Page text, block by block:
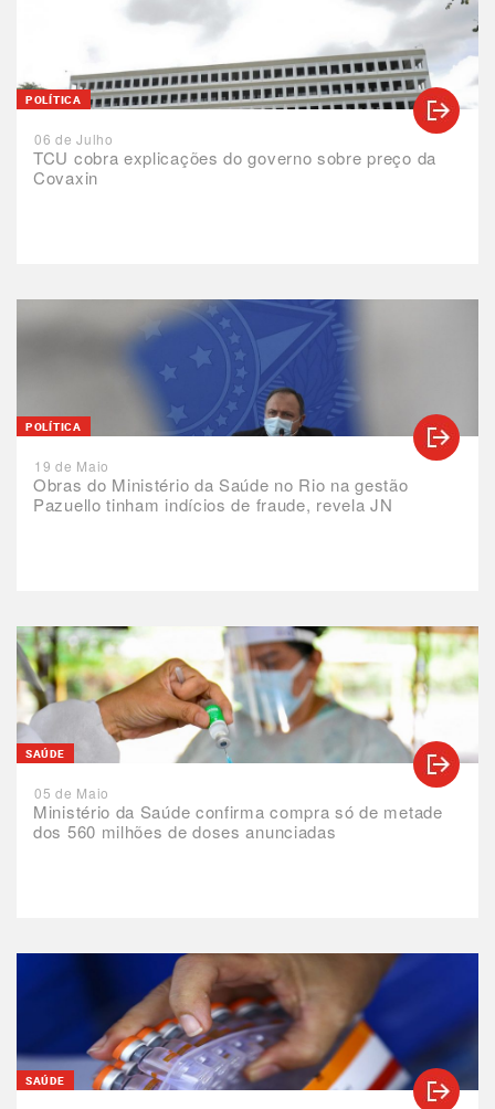
TCU cobra explicações do governo sobre preço da
Covaxin
POLÍTICA
06 de Julho
Obras do Ministério da Saúde no Rio na gestão
Pazuello tinham indícios de fraude, revela JN
POLÍTICA
19 de Maio
Ministério da Saúde confirma compra só de metade
dos 560 milhões de doses anunciadas
SAÚDE
05 de Maio
SAÚDE